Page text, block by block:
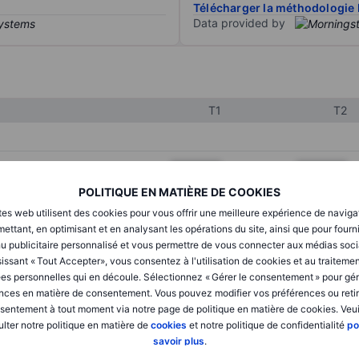
POLITIQUE EN MATIÈRE DE COOKIES
web utilisent des cookies pour vous offrir une meilleure expérience de
en optimisant et en analysant les opérations du site, ainsi que pour
publicitaire personnalisé et vous permettre de vous connecter aux médias
« Tout Accepter», vous consentez à l'utilisation de cookies et au
personnelles qui en découle. Sélectionnez « Gérer le consentement » pour
en matière de consentement. Vous pouvez modifier vos préférences ou
à tout moment via notre page de politique en matière de cookies.
notre politique en matière de cookies et notre politique de confidentialité
savoir plus.
Télécharger la méthodologie
Data provided by
T1 T2
XXXXXXX XXXXXXX
XXXXXXX
XXXXXXX XXXXXXX
XXXXXXX XXXXXXX
XXXXXXX XXXXXXX